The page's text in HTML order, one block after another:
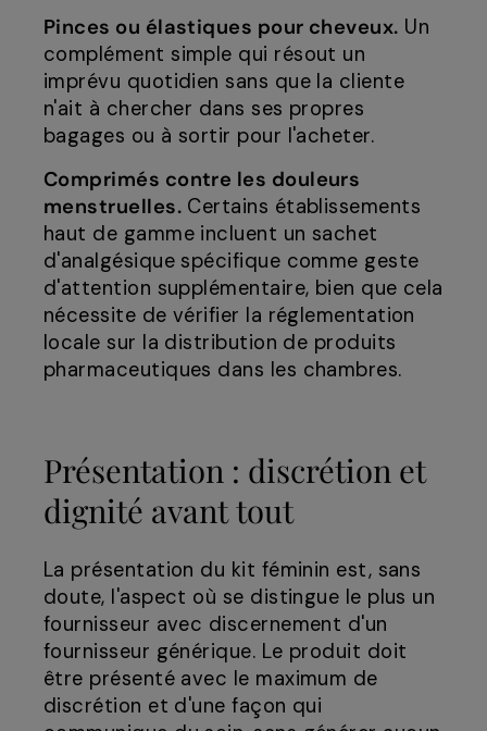
Pinces ou élastiques pour cheveux. Un
complément simple qui résout un
imprévu quotidien sans que la cliente
n'ait à chercher dans ses propres
bagages ou à sortir pour l'acheter.
Comprimés contre les douleurs
menstruelles.Certains établissements
haut de gamme incluent un sachet
d'analgésique spécifique comme geste
d'attention supplémentaire, bien que cela
nécessite de vérifier la réglementation
locale sur la distribution de produits
pharmaceutiques dans les chambres.
Présentation : discrétion et
dignité avant tout
La présentation du kit féminin est, sans
doute, l'aspect où se distingue le plus un
fournisseur avec discernement d'un
fournisseur générique. Le produit doit
être présenté avec le maximum de
discrétion et d'une façon qui